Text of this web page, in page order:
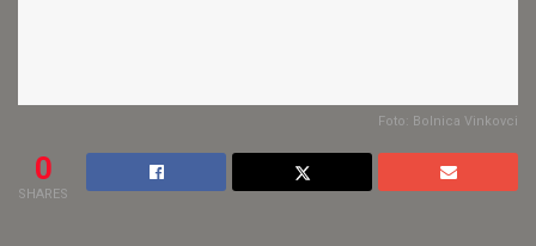
Foto: Bolnica Vinkovci
0
SHARES